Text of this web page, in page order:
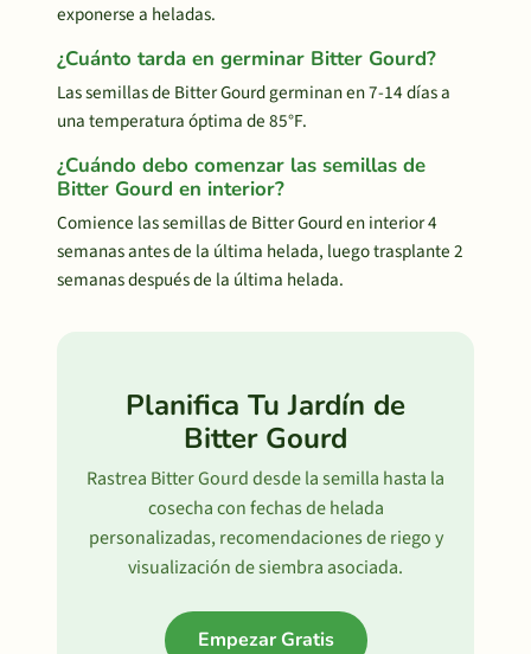
exponerse a heladas.
¿Cuánto tarda en germinar Bitter Gourd?
Las semillas de Bitter Gourd germinan en 7-14 días a
una temperatura óptima de 85°F.
¿Cuándo debo comenzar las semillas de
Bitter Gourd en interior?
Comience las semillas de Bitter Gourd en interior 4
semanas antes de la última helada, luego trasplante 2
semanas después de la última helada.
Planifica Tu Jardín de
Bitter Gourd
Rastrea Bitter Gourd desde la semilla hasta la
cosecha con fechas de helada
personalizadas, recomendaciones de riego y
visualización de siembra asociada.
Empezar Gratis